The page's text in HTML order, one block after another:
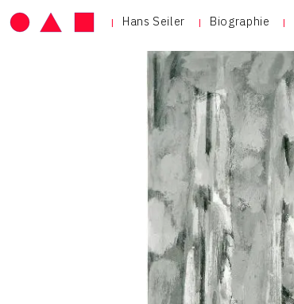
Hans Seiler Biographie